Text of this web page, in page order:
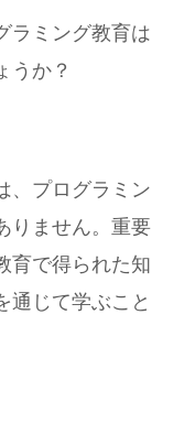
ラミング教育は
うか？
、プログラミン
りません。重要
育で得られた知
通じて学ぶこと